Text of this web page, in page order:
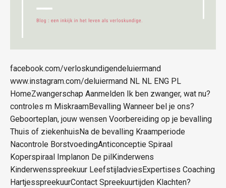
facebook.com/verloskundigendeluiermand
www.instagram.com/deluiermand NL NL ENG PL
HomeZwangerschap Aanmelden Ik ben zwanger, wat nu?
controles m MiskraamBevalling Wanneer bel je ons?
Geboorteplan, jouw wensen Voorbereiding op je bevalling
Thuis of ziekenhuisNa de bevalling Kraamperiode
Nacontrole BorstvoedingAnticonceptie Spiraal
Koperspiraal Implanon De pilKinderwens
Kinderwensspreekuur LeefstijladviesExpertises Coaching
HartjesspreekuurContact Spreekuurtijden Klachten?